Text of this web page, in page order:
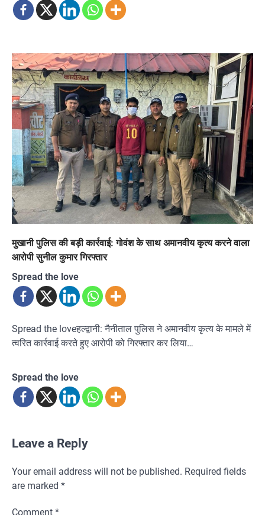
मुखानी पुलिस की बड़ी कार्रवाई: गोवंश के साथ अमानवीय कृत्य करने वाला
आरोपी सुनील कुमार गिरफ्तार
Spread the love
Spread the loveहल्द्वानी: नैनीताल पुलिस ने अमानवीय कृत्य के मामले में
त्वरित कार्रवाई करते हुए आरोपी को गिरफ्तार कर लिया…
Spread the love
Leave a Reply
Your email address will not be published. Required fields
are marked *
Comment *